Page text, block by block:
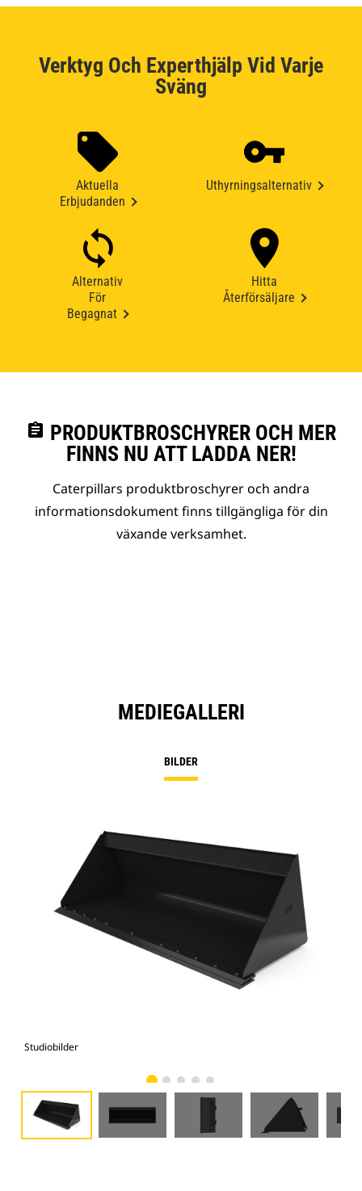
Verktyg Och Experthjälp Vid Varje
Sväng
Aktuella
Erbjudanden
Uthyrningsalternativ
Alternativ
För
Begagnat
Hitta
Återförsäljare
assignment PRODUKTBROSCHYRER OCH MER
FINNS NU ATT LADDA NER!
Caterpillars produktbroschyrer och andra
informationsdokument finns tillgängliga för din
växande verksamhet.
MEDIEGALLERI
BILDER
Studiobilder